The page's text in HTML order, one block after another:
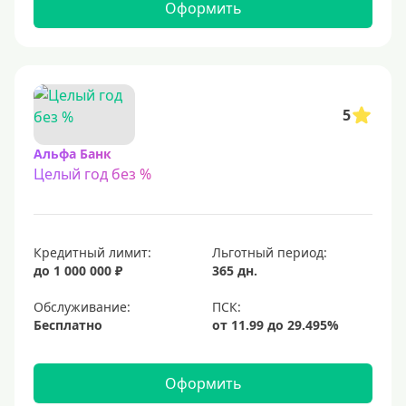
С 23 лет
Льготный период (без процентов)
С льготным периодом
50 дней
55 дней
На 90 дней
100 дней
110 дней
Оформить
5
Альфа Банк
Целый год без %
Кредитный лимит:
до 1 000 000 ₽
Льготный период:
365 дн.
Обслуживание:
Бесплатно
Оформить